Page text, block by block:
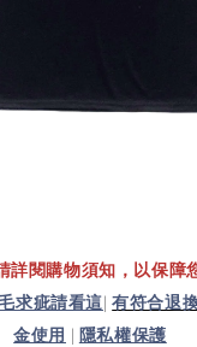
詳閱購物須知，以保障
求疵請看這 |有符合退
金使用
隱私權保護